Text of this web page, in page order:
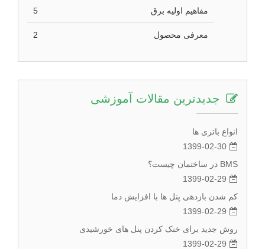
مفاهیم اولیه برق 5
معرفی محصول 2
جدیدترین مقالات آموزشی
انواع باتری ها
1399-02-30
BMS در ساختمان چیست؟
1399-02-29
کم شدن بازدهی پنل ها با افزایش دما
1399-02-29
روش جدید برای خنک کردن پنل های خورشیدی
1399-02-29